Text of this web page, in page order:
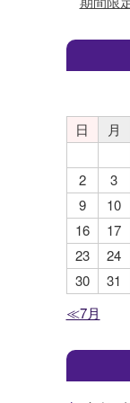
日
月
2
3
9
10
16
17
23
24
30
31
≪7月